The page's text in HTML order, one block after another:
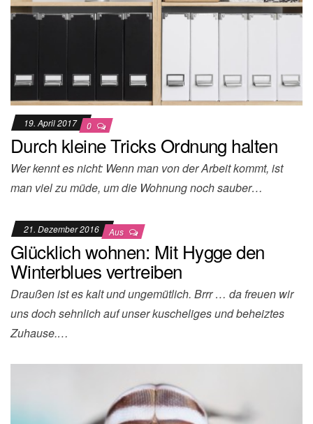
19. April 2017 0
Durch kleine Tricks Ordnung halten
Wer kennt es nicht: Wenn man von der Arbeit kommt, ist
man viel zu müde, um die Wohnung noch sauber…
21. Dezember 2016 Aus
Glücklich wohnen: Mit Hygge den
Winterblues vertreiben
Draußen ist es kalt und ungemütlich. Brrr … da freuen wir
uns doch sehnlich auf unser kuscheliges und beheiztes
Zuhause.…